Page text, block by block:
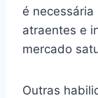
é
atraentes e
mercado
Outras